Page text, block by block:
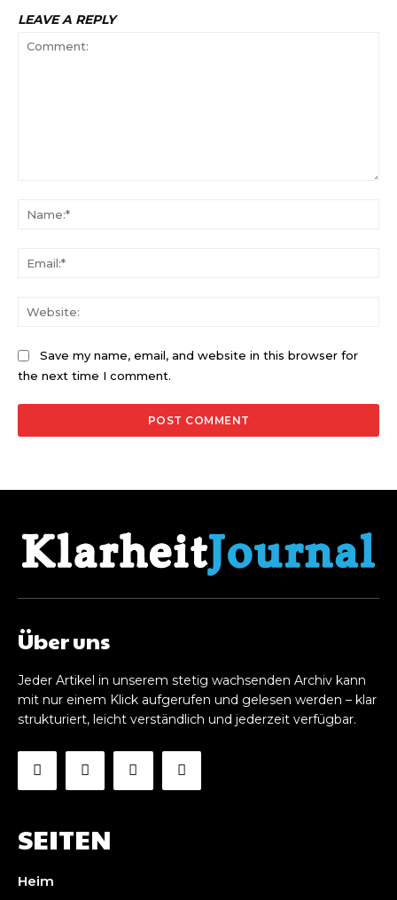
LEAVE A REPLY
Save my name, email, and website in this browser for
the next time I comment.
Über uns
Jeder Artikel in unserem stetig wachsenden Archiv kann
mit nur einem Klick aufgerufen und gelesen werden – klar
strukturiert, leicht verständlich und jederzeit verfügbar.
SEITEN
Heim